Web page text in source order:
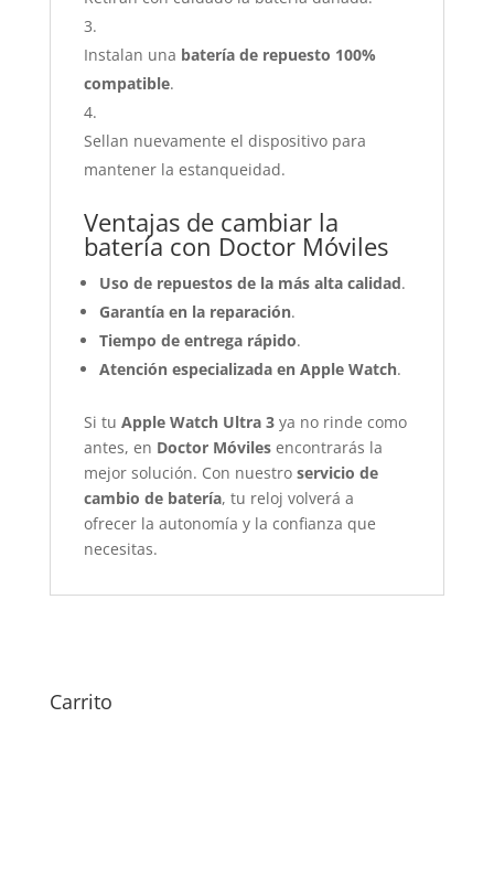
Instalan una batería de repuesto 100%
compatible.
Sellan nuevamente el dispositivo para
mantener la estanqueidad.
Ventajas de cambiar la
batería con Doctor Móviles
Uso de repuestos de la más alta calidad.
Garantía en la reparación.
Tiempo de entrega rápido.
Atención especializada en Apple Watch.
Si tu Apple Watch Ultra 3ya no rinde como
antes, en Doctor Móvilesencontrarás la
mejor solución. Con nuestro servicio de
cambio de batería, tu reloj volverá a
ofrecer la autonomía y la confianza que
necesitas.
Carrito